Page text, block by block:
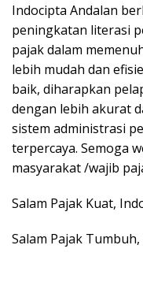
Indocipta Andalan
peningkatan literasi
pajak dalam
lebih mudah dan
baik, diharapkan
dengan lebih akurat
sistem administrasi
terpercaya. Semoga
masyarakat /wajib
Salam Pajak Kuat,
Salam Pajak